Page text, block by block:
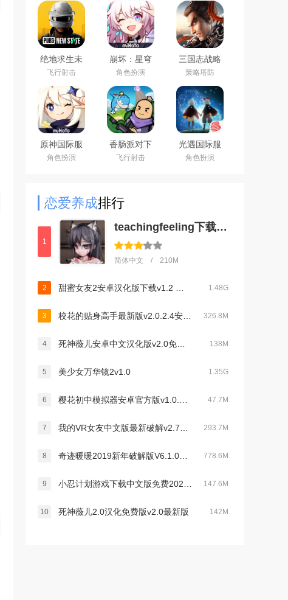
绝地求生未
来之役手游
国际服下载
正版
飞行射击
崩坏：星穹
铁道官方手
游下载安卓
最新版
角色扮演
三国志战略
版安卓灵犀
客户端3D最
新版
策略塔防
原神国际服
(Genshin
Impact)下载
角色扮演
香肠派对下
载2026最新
版
飞行射击
光遇国际服
安卓最新版
角色扮演
恋爱养成排行
1
teachingfeeling下载v1.6
简体中文 / 210M
2 1.48G
3 326.8M
4 138M
5 美少女万华镜2v1.0 1.35G
6 47.7M
7 293.7M
8 778.6M
9 147.6M
10 死神薇儿2.0汉化免费版v2.0最新版 142M